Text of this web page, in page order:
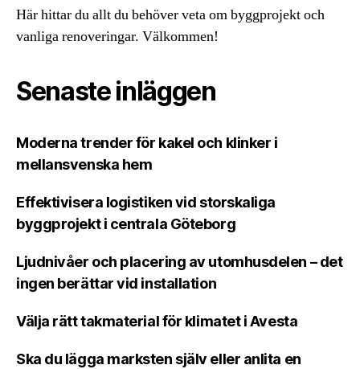
Här hittar du allt du behöver veta om byggprojekt och
vanliga renoveringar. Välkommen!
Senaste inläggen
Moderna trender för kakel och klinker i
mellansvenska hem
Effektivisera logistiken vid storskaliga
byggprojekt i centrala Göteborg
Ljudnivåer och placering av utomhusdelen – det
ingen berättar vid installation
Välja rätt takmaterial för klimatet i Avesta
Ska du lägga marksten själv eller anlita en